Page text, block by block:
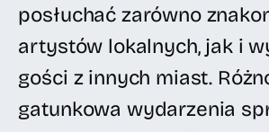
posłuchać zarówno
artystów lokalnych, jak i
gości z innych miast.
gatunkowa wydarzenia